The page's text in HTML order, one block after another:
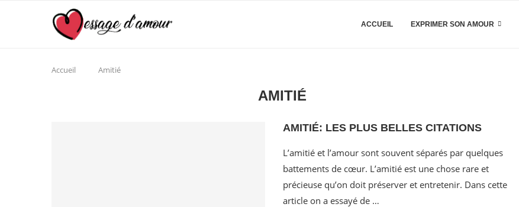
ACCUEIL EXPRIMER SON AMOUR
Accueil Amitié
AMITIÉ
AMITIÉ: LES PLUS BELLES CITATIONS
L’amitié et l’amour sont souvent séparés par quelques
battements de cœur. L’amitié est une chose rare et
précieuse qu’on doit préserver et entretenir. Dans cette
article on a essayé de …